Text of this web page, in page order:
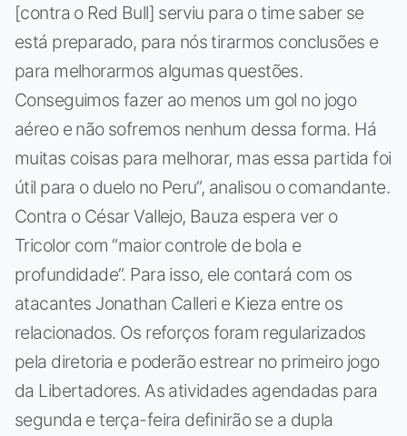
[contra o Red Bull] serviu para o time saber se
está preparado, para nós tirarmos conclusões e
para melhorarmos algumas questões.
Conseguimos fazer ao menos um gol no jogo
aéreo e não sofremos nenhum dessa forma. Há
muitas coisas para melhorar, mas essa partida foi
útil para o duelo no Peru”, analisou o comandante.
Contra o César Vallejo, Bauza espera ver o
Tricolor com “maior controle de bola e
profundidade”. Para isso, ele contará com os
atacantes Jonathan Calleri e Kieza entre os
relacionados. Os reforços foram regularizados
pela diretoria e poderão estrear no primeiro jogo
da Libertadores. As atividades agendadas para
segunda e terça-feira definirão se a dupla